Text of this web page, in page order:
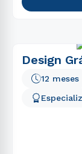
Design
12 meses